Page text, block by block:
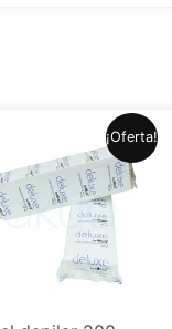
¡Oferta!
original
era:
7,99 €.
precio
actual
es:
6,49 €.